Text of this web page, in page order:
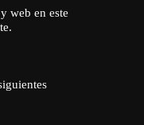
web en este